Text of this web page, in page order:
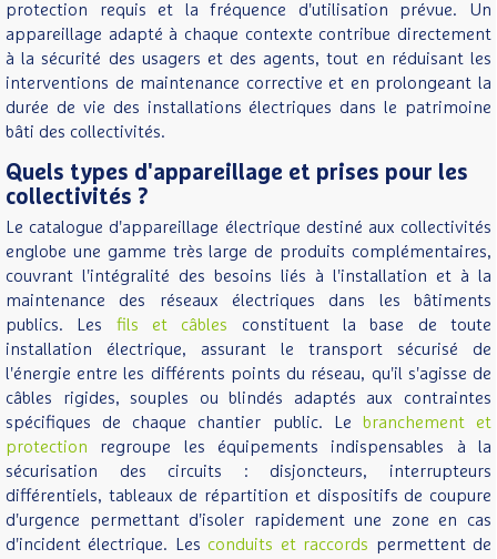
protection requis et la fréquence d'utilisation prévue. Un
appareillage adapté à chaque contexte contribue directement
à la sécurité des usagers et des agents, tout en réduisant les
interventions de maintenance corrective et en prolongeant la
durée de vie des installations électriques dans le patrimoine
bâti des collectivités.
Quels types d'appareillage et prises pour les
collectivités ?
Le catalogue d'appareillage électrique destiné aux collectivités
englobe une gamme très large de produits complémentaires,
couvrant l'intégralité des besoins liés à l'installation et à la
maintenance des réseaux électriques dans les bâtiments
publics. Les fils et câbles constituent la base de toute
installation électrique, assurant le transport sécurisé de
l'énergie entre les différents points du réseau, qu'il s'agisse de
câbles rigides, souples ou blindés adaptés aux contraintes
spécifiques de chaque chantier public. Le branchement et
protection regroupe les équipements indispensables à la
sécurisation des circuits : disjoncteurs, interrupteurs
différentiels, tableaux de répartition et dispositifs de coupure
d'urgence permettant d'isoler rapidement une zone en cas
d'incident électrique. Les conduits et raccords permettent de